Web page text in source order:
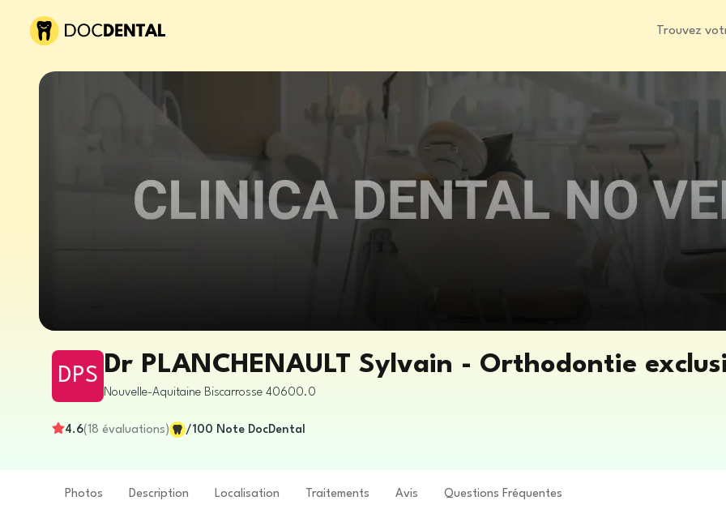
Trouvez
DPS Dr PLANCHENAULT Sylvain - Orthodontie
Nouvelle-Aquitaine Biscarrosse 40600.0
4.6(18 évaluations) /100 Note DocDental
Photos Description Localisation Traitements Avis Questions Fréquentes